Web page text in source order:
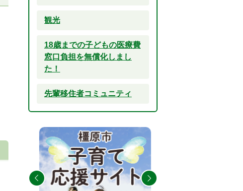
観光
18歳までの子どもの医療費
窓口負担を無償化しまし
た！
先輩移住者コミュニティ
2
枚
目
の
ス